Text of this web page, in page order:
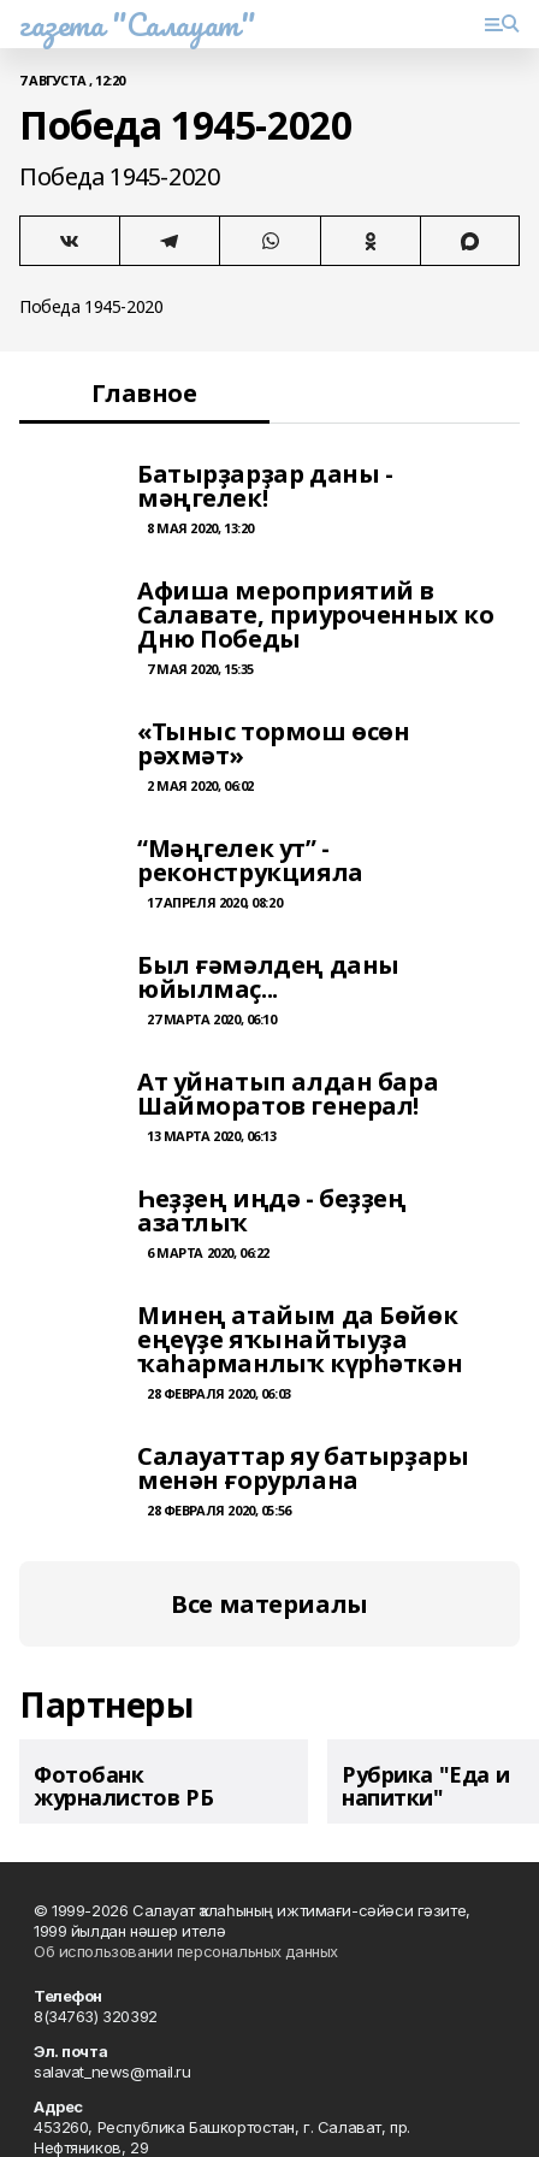
газета "Салауат"
7 АВГУСТА , 12:20
Победа 1945-2020
Победа 1945-2020
Победа 1945-2020
Главное
Батырҙарҙар даны -
мәңгелек!
8 МАЯ 2020, 13:20
Афиша мероприятий в
Салавате, приуроченных ко
Дню Победы
7 МАЯ 2020, 15:35
«Тыныс тормош өсөн
рәхмәт»
2 МАЯ 2020, 06:02
“Мәңгелек ут” -
реконструкцияла
17 АПРЕЛЯ 2020, 08:20
Был ғәмәлдең даны
юйылмаҫ...
27 МАРТА 2020, 06:10
Ат уйнатып алдан бара
Шайморатов генерал!
13 МАРТА 2020, 06:13
Һеҙҙең иңдә - беҙҙең
азатлыҡ
6 МАРТА 2020, 06:22
Минең атайым да Бөйөк
еңеүҙе яҡынайтыуҙа
ҡаһарманлыҡ күрһәткән
28 ФЕВРАЛЯ 2020, 06:03
Салауаттар яу батырҙары
менән ғорурлана
28 ФЕВРАЛЯ 2020, 05:56
Все материалы
Партнеры
Фотобанк
журналистов РБ
Рубрика "Еда и
напитки"
© 1999-2026 Салауат ҡалаһының ижтимағи-сәйәси гәзите,
1999 йылдан нәшер ителә
Об использовании персональных данных
Телефон
8(34763) 320392
Эл. почта
salavat_news@mail.ru
Адрес
453260, Республика Башкортостан, г. Салават, пр.
Нефтяников, 29